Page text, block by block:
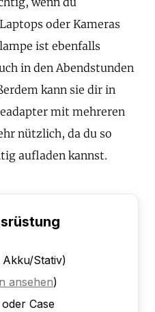
oder Kameras
ist ebenfalls
in den Abendstunden
kann sie dir in
mit mehreren
nützlich, da du so
aufladen kannst.
Akku/Stativ)
ansehen)
Case